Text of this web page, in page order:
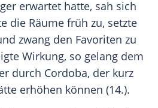
erwartet hatte, sah sich
die Räume früh zu, setzte
zwang den Favoriten zu
Wirkung, so gelang dem
durch Cordoba, der kurz
erhöhen können (14.).